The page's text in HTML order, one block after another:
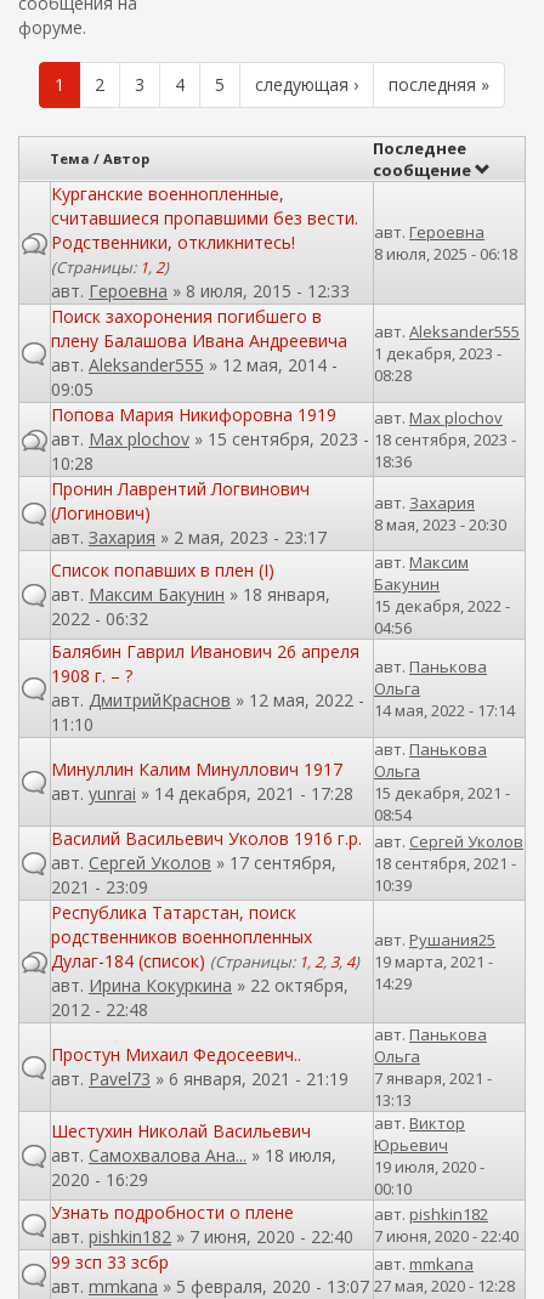
и
а
форуме.
1 2 3 4 5 следующая › последняя »
Тема / Автор
Последнее
сообщение
Курганские военнопленные,
считавшиеся пропавшими без вести.
Родственники, откликнитесь!
(Страницы: 1,2)
авт. Героевна » 8 июля, 2015 - 12:33
авт. Героевна
8 июля, 2025 - 06:18
Поиск захоронения погибшего в
плену Балашова Ивана Андреевича
авт. Aleksander555 » 12 мая, 2014 -
09:05
авт. Aleksander555
1 декабря, 2023 -
08:28
Попова Мария Никифоровна 1919
авт. Max plochov » 15 сентября, 2023 -
10:28
авт. Max plochov
18 сентября, 2023 -
18:36
Пронин Лаврентий Логвинович
(Логинович)
авт. Захария » 2 мая, 2023 - 23:17
авт. Захария
8 мая, 2023 - 20:30
Список попавших в плен (I)
авт. Максим Бакунин » 18 января,
2022 - 06:32
авт. Максим
Бакунин
15 декабря, 2022 -
04:56
Балябин Гаврил Иванович 26 апреля
1908 г. – ?
авт. ДмитрийКраснов » 12 мая, 2022 -
11:10
авт. Панькова
Ольга
14 мая, 2022 - 17:14
Минуллин Калим Минуллович 1917
авт. yunrai » 14 декабря, 2021 - 17:28
авт. Панькова
Ольга
15 декабря, 2021 -
08:54
Василий Васильевич Уколов 1916 г.р.
авт. Сергей Уколов » 17 сентября,
2021 - 23:09
авт. Сергей Уколов
18 сентября, 2021 -
10:39
Республика Татарстан, поиск
родственников военнопленных
Дулаг-184 (список) (Страницы: 1,2,3,4)
авт. Ирина Кокуркина » 22 октября,
2012 - 22:48
авт. Рушания25
19 марта, 2021 -
14:29
Простун Михаил Федосеевич..
авт. Pavel73 » 6 января, 2021 - 21:19
авт. Панькова
Ольга
7 января, 2021 -
13:13
Шестухин Николай Васильевич
авт. Самохвалова Ана... » 18 июля,
2020 - 16:29
авт. Виктор
Юрьевич
19 июля, 2020 -
00:10
Узнать подробности о плене
авт. pishkin182 » 7 июня, 2020 - 22:40
авт. pishkin182
7 июня, 2020 - 22:40
99 зсп 33 зсбр
авт. mmkana » 5 февраля, 2020 - 13:07
авт. mmkana
27 мая, 2020 - 12:28